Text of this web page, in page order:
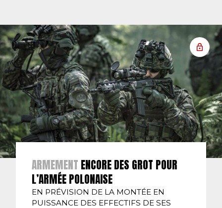
ARMEMENT ENCORE DES GROT POUR
L’ARMÉE POLONAISE
EN PRÉVISION DE LA MONTÉE EN
PUISSANCE DES EFFECTIFS DE SES